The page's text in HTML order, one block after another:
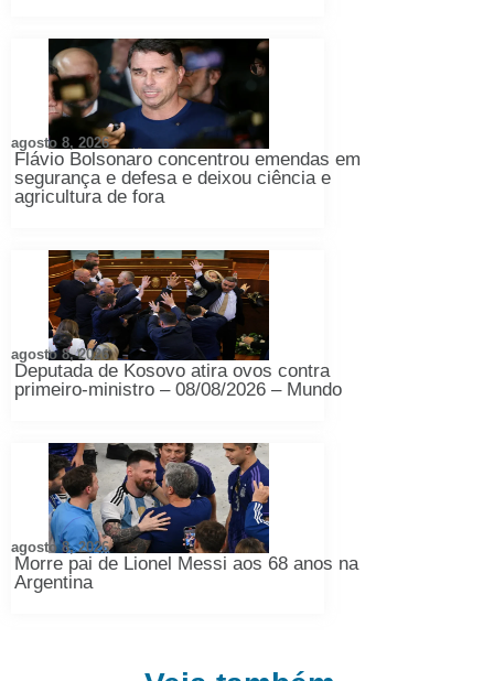
Flávio Bolsonaro concentrou emendas em
segurança e defesa e deixou ciência e
agricultura de fora
agosto 8, 2026
Deputada de Kosovo atira ovos contra
primeiro-ministro – 08/08/2026 – Mundo
agosto 8, 2026
Morre pai de Lionel Messi aos 68 anos na
Argentina
agosto 8, 2026